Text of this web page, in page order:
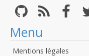
Menu
Mentions légales